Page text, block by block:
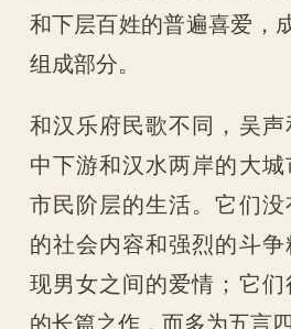
和下层百姓的普遍喜爱，
组成部分。
和汉乐府民歌不同，吴
中下游和汉水两岸的大
市民阶层的生活。它们
的社会内容和强烈的斗
现男女之间的爱情；它
的长篇之作，而多为五言